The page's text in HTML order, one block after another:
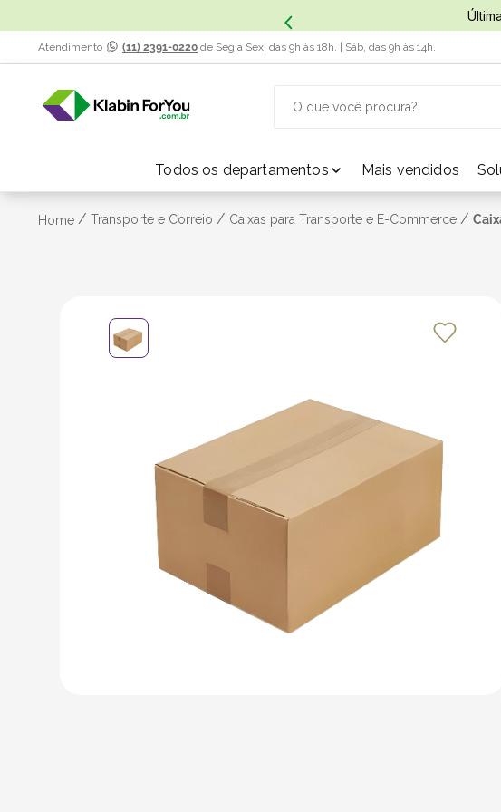
Atendimento (11) 2391-0220 de Seg a Sex, das 9h às 18h. | Sáb, das 9h às 14h.
Todos os departamentos Mais vendidos
Home / Transporte e Correio / Caixas para Transporte e E-Commerce /
TERMOS MAIS BUSCADOS
1º caixa papelão
transporte
º
saco
bebidas